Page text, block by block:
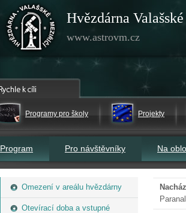
Hvězdárna
www.astrovm.cz
Programy pro školy Projekty
Program Pro návštěvníky Na
Omezení v areálu hvězdárny
Otevírací doba a vstupné
Paranal